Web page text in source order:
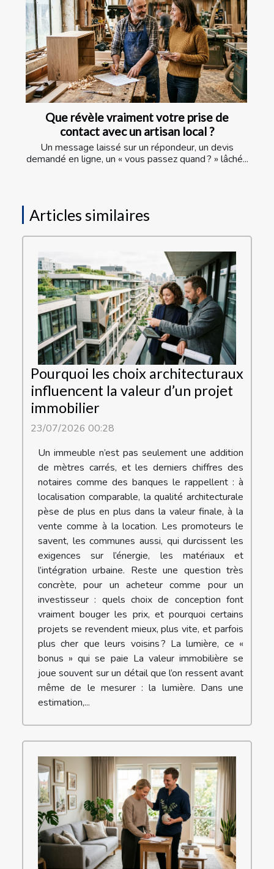
Que révèle vraiment votre prise de
contact avec un artisan local ?
Un message laissé sur un répondeur, un devis
demandé en ligne, un « vous passez quand ? » lâché...
Articles similaires
Pourquoi les choix architecturaux
influencent la valeur d’un projet
immobilier
23/07/2026 00:28
Un immeuble n’est pas seulement une addition
de mètres carrés, et les derniers chiffres des
notaires comme des banques le rappellent : à
localisation comparable, la qualité architecturale
pèse de plus en plus dans la valeur finale, à la
vente comme à la location. Les promoteurs le
savent, les communes aussi, qui durcissent les
exigences sur l’énergie, les matériaux et
l’intégration urbaine. Reste une question très
concrète, pour un acheteur comme pour un
investisseur : quels choix de conception font
vraiment bouger les prix, et pourquoi certains
projets se revendent mieux, plus vite, et parfois
plus cher que leurs voisins ? La lumière, ce «
bonus » qui se paie La valeur immobilière se
joue souvent sur un détail que l’on ressent avant
même de le mesurer : la lumière. Dans une
estimation,...